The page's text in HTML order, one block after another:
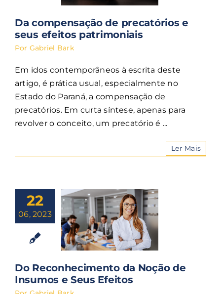
Da compensação de precatórios e
seus efeitos patrimoniais
Por Gabriel Bark
Em idos contemporâneos à escrita deste
artigo, é prática usual, especialmente no
Estado do Paraná, a compensação de
precatórios. Em curta síntese, apenas para
revolver o conceito, um precatório é ...
Ler Mais
22
06, 2023
Do Reconhecimento da Noção de
Insumos e Seus Efeitos